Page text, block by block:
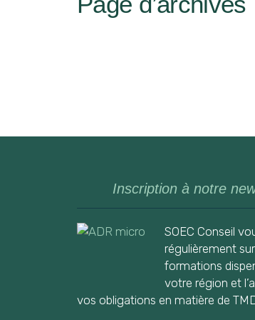
Inscription à notre
SOEC Conseil
régulièrement
formations
votre région et
vos obligations en matière de